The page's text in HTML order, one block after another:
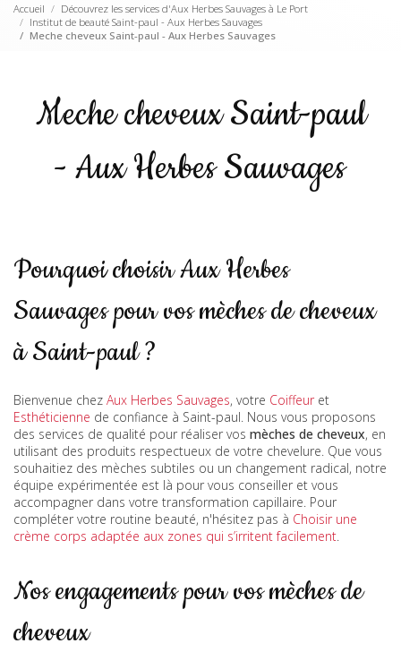
Accueil
Découvrez les services d'Aux Herbes Sauvages à Le Port
Institut de beauté Saint-paul - Aux Herbes Sauvages
Meche cheveux Saint-paul - Aux Herbes Sauvages
Meche cheveux Saint-paul
- Aux Herbes Sauvages
Pourquoi choisir Aux Herbes
Sauvages pour vos mèches de cheveux
à Saint-paul ?
Bienvenue chez Aux Herbes Sauvages, votre Coiffeuret
Esthéticienne de confiance à Saint-paul. Nous vous proposons
des services de qualité pour réaliser vos mèches de cheveux, en
utilisant des produits respectueux de votre chevelure. Que vous
souhaitiez des mèches subtiles ou un changement radical, notre
équipe expérimentée est là pour vous conseiller et vous
accompagner dans votre transformation capillaire. Pour
compléter votre routine beauté, n'hésitez pas à Choisir une
crème corps adaptée aux zones qui s’irritent facilement.
Nos engagements pour vos mèches de
cheveux